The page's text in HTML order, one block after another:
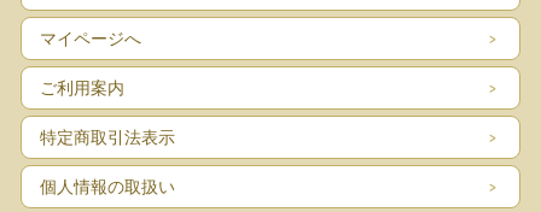
マイページへ
ご利用案内
特定商取引法表示
個人情報の取扱い